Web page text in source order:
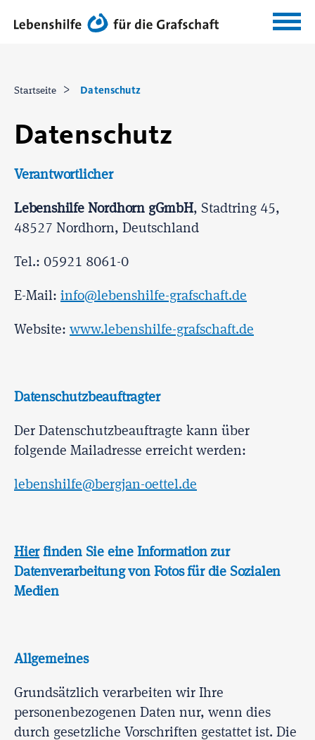
Startseite Datenschutz
Datenschutz
Verantwortlicher
Lebenshilfe Nordhorn gGmbH, Stadtring 45,
48527 Nordhorn, Deutschland
Tel.: 05921 8061-0
E-Mail: info@lebenshilfe-grafschaft.de
Website: www.lebenshilfe-grafschaft.de
Datenschutzbeauftragter
Der Datenschutzbeauftragte kann über
folgende Mailadresse erreicht werden:
lebenshilfe@bergjan-oettel.de
Hierfinden Sie eine Information zur
Datenverarbeitung von Fotos für die Sozialen
Medien
Allgemeines
Grundsätzlich verarbeiten wir Ihre
personenbezogenen Daten nur, wenn dies
durch gesetzliche Vorschriften gestattet ist. Die